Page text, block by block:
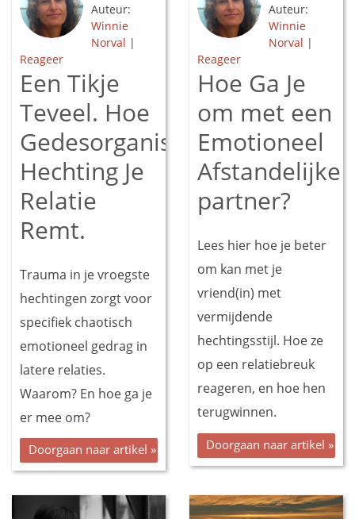
Auteur:
Winnie
Norval |
Reageer
Een Tikje
Teveel. Hoe
Gedesorganiseerde
Hechting Je
Relatie
Remt.
Trauma in je vroegste
hechtingen zorgt voor
specifiek chaotisch
emotioneel gedrag in
latere relaties.
Waarom? En hoe ga je
er mee om?
Doorgaan naar artikel »
Auteur:
Winnie
Norval |
Reageer
Hoe Ga Je
om met een
Emotioneel
Afstandelijke
partner?
Lees hier hoe je beter
om kan met je
vriend(in) met
vermijdende
hechtingsstijl. Hoe ze
op een relatiebreuk
reageren, en hoe hen
terugwinnen.
Doorgaan naar artikel »